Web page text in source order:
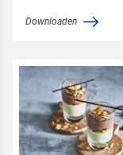
Downloaden